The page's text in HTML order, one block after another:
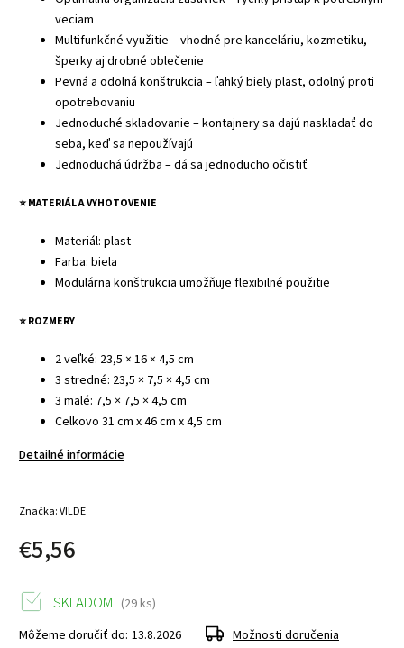
veciam
Multifunkčné využitie – vhodné pre kanceláriu, kozmetiku,
šperky aj drobné oblečenie
Pevná a odolná konštrukcia – ľahký biely plast, odolný proti
opotrebovaniu
Jednoduché skladovanie – kontajnery sa dajú naskladať do
seba, keď sa nepoužívajú
Jednoduchá údržba – dá sa jednoducho očistiť
⭐MATERIÁL A VYHOTOVENIE
Materiál: plast
Farba: biela
Modulárna konštrukcia umožňuje flexibilné použitie
⭐ ROZMERY
2 veľké: 23,5 × 16 × 4,5 cm
3 stredné: 23,5 × 7,5 × 4,5 cm
3 malé: 7,5 × 7,5 × 4,5 cm
Celkovo 31 cm x 46 cm x 4,5 cm
Detailné informácie
Značka:VILDE
€5,56
SKLADOM (29 ks)
Môžeme doručiť do: 13.8.2026 Možnosti doručenia